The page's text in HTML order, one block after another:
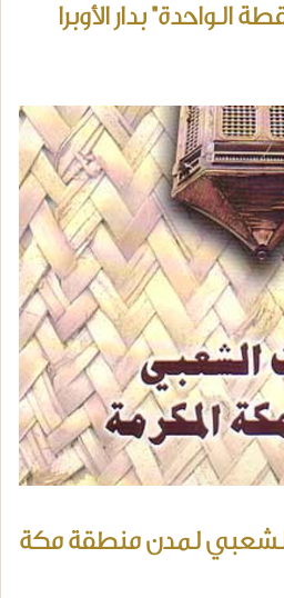
بدار الأوبرا
الشعبي لمدن منطقة مكة